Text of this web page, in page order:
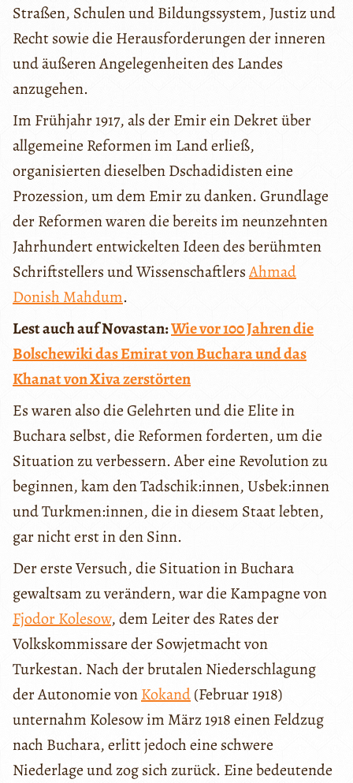
Straßen, Schulen und Bildungssystem, Justiz und
Recht sowie die Herausforderungen der inneren
und äußeren Angelegenheiten des Landes
anzugehen.
Im Frühjahr 1917, als der Emir ein Dekret über
allgemeine Reformen im Land erließ,
organisierten dieselben Dschadidisten eine
Prozession, um dem Emir zu danken. Grundlage
der Reformen waren die bereits im neunzehnten
Jahrhundert entwickelten Ideen des berühmten
Schriftstellers und WissenschaftlersAhmad
Donish Mahdum.
Lest auch auf Novastan:Wie vor 100 Jahren die
Bolschewiki das Emirat von Buchara und das
Khanat von Xiva zerstörten
Es waren also die Gelehrten und die Elite in
Buchara selbst, die Reformen forderten, um die
Situation zu verbessern. Aber eine Revolution zu
beginnen, kam den Tadschik:innen, Usbek:innen
und Turkmen:innen, die in diesem Staat lebten,
gar nicht erst in den Sinn.
Der erste Versuch, die Situation in Buchara
gewaltsam zu verändern, war die Kampagne von
Fjodor Kolesow, dem Leiter des Rates der
Volkskommissare der Sowjetmacht von
Turkestan. Nach der brutalen Niederschlagung
der Autonomie vonKokand(Februar 1918)
unternahm Kolesow im März 1918 einen Feldzug
nach Buchara, erlitt jedoch eine schwere
Niederlage und zog sich zurück. Eine bedeutende